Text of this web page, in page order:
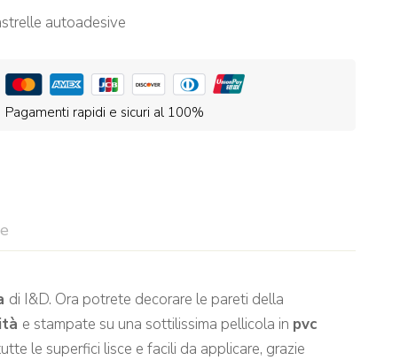
autoadesive
Pagamenti rapidi e sicuri al 100%
di I&D. Ora potrete decorare le pareti della
e stampate su una sottilissima pellicola in pvc
le superfici lisce e facili da applicare, grazie